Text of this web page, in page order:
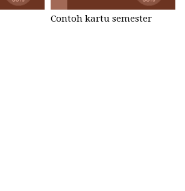
Contoh kartu semester